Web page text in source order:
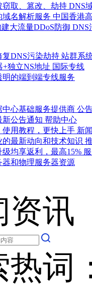
窃取、篡改、劫持 DNS
名解析服务 中国香港
大流量DDoS防御 DNS
DNS污染劫持 站群系
+独立NS地址 国际专线
的端到端专线服务
心基础服务提供商 公
新公告通知 帮助中心
用教程，更快上手 新
最新动向和技术知识
均享返利，最高15%
器和物理服务器资源
资讯
词